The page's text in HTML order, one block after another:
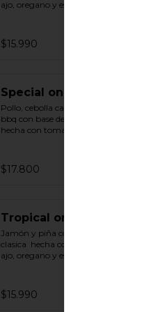
ajo, oregano y especias.
$15.990
Special one F
Pollo, cebolla caramelizada y salsa
bbq con base de salsa clasica
hecha con tomate natural, ajo,
$17.800
Tropical one F
Jamón y piña con base de salsa
clasica  hecha con tomate natural,
ajo, oregano y especias.
$15.990